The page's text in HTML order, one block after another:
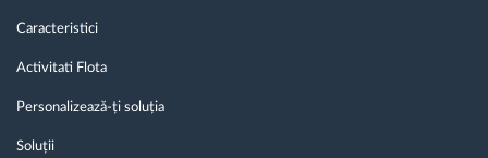
Caracteristici
Activitati Flota
Personalizează-ți soluția
Soluții